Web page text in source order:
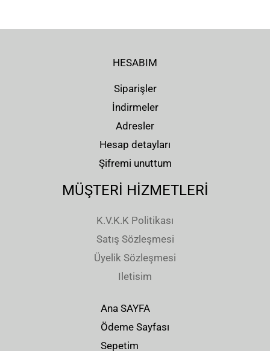
HESABIM
Siparişler
İndirmeler
Adresler
Hesap detayları
Şifremi unuttum
MÜŞTERİ HİZMETLERİ
K.V.K.K Politikası
Satış Sözleşmesi
Üyelik Sözleşmesi
Iletisim
Ana SAYFA
Ödeme Sayfası
Sepetim